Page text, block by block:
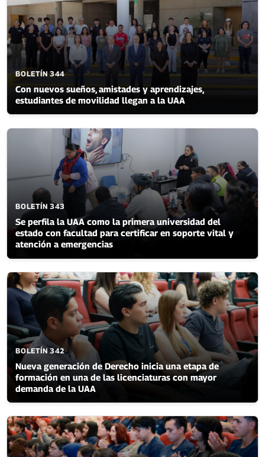
BOLETÍN 344
Con nuevos sueños, amistades y aprendizajes,
estudiantes de movilidad llegan a la UAA
BOLETÍN 343
Se perfila la UAA como la primera universidad del
estado con facultad para certificar en soporte vital y
atención a emergencias
BOLETÍN 342
Nueva generación de Derecho inicia una etapa de
formación en una de las licenciaturas con mayor
demanda de la UAA